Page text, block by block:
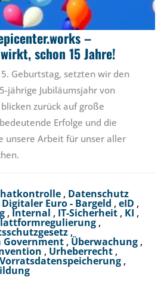
–
schon 15 Jahre!
Geburtstag, setzten wir den
jährige Jubiläumsjahr von
zurück auf große
Erfolge und die
unsere Arbeit für unser aller
, Datenschutz
Digitaler Euro - Bargeld , eID ,
, Internal , IT-Sicherheit , KI ,
,
,
Government , Überwachung ,
, Urheberrecht ,
Vorratsdatenspeicherung ,